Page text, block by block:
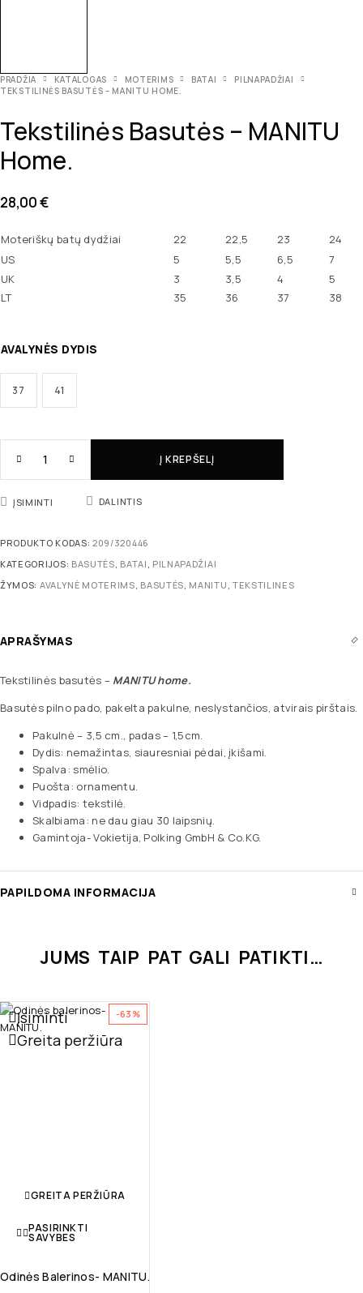
PRADŽIA KATALOGAS MOTERIMS BATAI
PILNAPADŽIAI
TEKSTILINĖS BASUTĖS – MANITU HOME.
Tekstilinės Basutės – MANITU
Home.
28,00€
Moteriškų batų dydžiai 22 22,5 23
24
US
5 5,5 6,5
7
UK
3 3,5 4
5
LT
35 36 37 38
AVALYNĖS DYDIS
37 41
Į KREPŠELĮ
ĮSIMINTI DALINTIS
PRODUKTO KODAS: 209/320446
KATEGORIJOS: BASUTĖS BATAI PILNAPADŽIAI
ŽYMOS: AVALYNĖ MOTERIMS BASUTĖS MANITU TEKSTILINES
APRAŠYMAS
Tekstilinės basutės – MANITU home.
Basutės pilno pado, pakelta pakulne, neslystančios, atvirais pirštais.
Pakulnė – 3,5 cm., padas – 1,5cm.
Dydis: nemažintas, siauresniai pėdai, įkišami.
Spalva: smėlio.
Puošta: ornamentu.
Vidpadis: tekstilė.
Skalbiama: ne dau giau 30 laipsnių.
Gamintoja- Vokietija, Polking GmbH & Co.KG.
PAPILDOMA INFORMACIJA
JUMS TAIP PAT GALI PATIKTI…
-63%
Įsiminti
Greita peržiūra
GREITA PERŽIŪRA
PASIRINKTI
SAVYBES
Odinės Balerinos- MANITU.